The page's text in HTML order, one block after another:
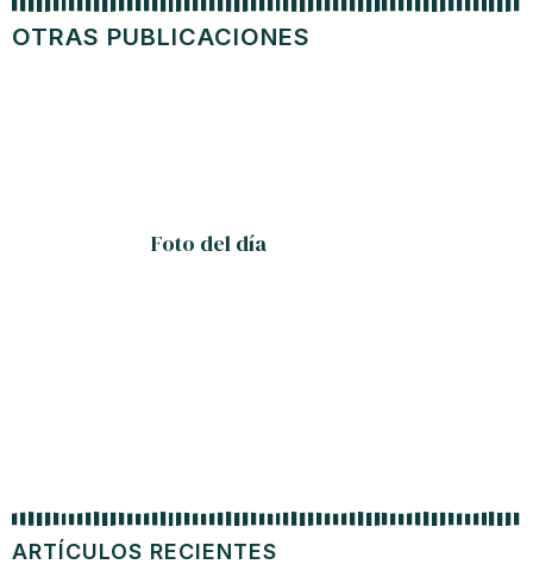
ARTÍCULOS RECIENTES
OTRAS PUBLICACIONES
Foto del día